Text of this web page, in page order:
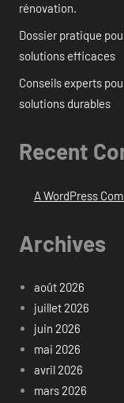
rénovation.
Dossier pratique
solutions efficaces
Conseils experts
solutions durables
Recent
A WordPress
Archives
août 2026
juillet 2026
juin 2026
mai 2026
avril 2026
mars 2026